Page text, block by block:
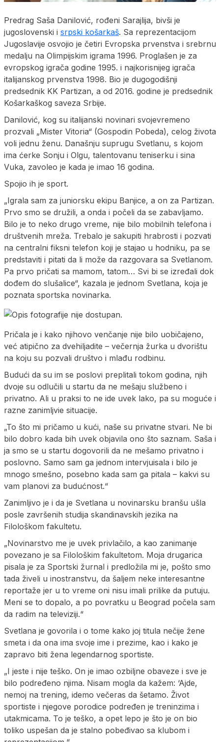
Predrag Saša Danilović, rođeni Sarajlija, bivši je
jugoslovenski i srpski košarkaš. Sa reprezentacijom
Jugoslavije osvojio je četiri Evropska prvenstva i srebrnu
medalju na Olimpijskim igrama 1996. Proglašen je za
evropskog igrača godine 1995. i najkorisnijeg igrača
italijanskog prvenstva 1998. Bio je dugogodišnji
predsednik KK Partizan, a od 2016. godine je predsednik
Košarkaškog saveza Srbije.
Danilović, kog su italijanski novinari svojevremeno
prozvali „Mister Vitoria“ (Gospodin Pobeda), celog života
voli jednu ženu. Današnju suprugu Svetlanu, s kojom
ima ćerke Sonju i Olgu, talentovanu teniserku i sina
Vuka, zavoleo je kada je imao 16 godina.
Spojio ih je sport.
„Igrala sam za juniorsku ekipu Banjice, a on za Partizan.
Prvo smo se družili, a onda i počeli da se zabavljamo.
Bilo je to neko drugo vreme, nije bilo mobilnih telefona i
društvenih mreža. Trebalo je sakupiti hrabrosti i pozvati
na centralni fiksni telefon koji je stajao u hodniku, pa se
predstaviti i pitati da li može da razgovara sa Svetlanom.
Pa prvo pričati sa mamom, tatom… Svi bi se izređali dok
dođem do slušalice“, kazala je jednom Svetlana, koja je
poznata sportska novinarka.
Pričala je i kako njihovo venčanje nije bilo uobičajeno,
već atipično za dvehiljadite – večernja žurka u dvorištu
na koju su pozvali društvo i mlađu rodbinu.
Budući da su im se poslovi preplitali tokom godina, njih
dvoje su odlučili u startu da ne mešaju službeno i
privatno. Ali u praksi to ne ide uvek lako, pa su moguće i
razne zanimljvie situacije.
„To što mi pričamo u kući, naše su privatne stvari. Ne bi
bilo dobro kada bih uvek objavila ono što saznam. Saša i
ja smo se u startu dogovorili da ne mešamo privatno i
poslovno. Samo sam ga jednom intervjuisala i bilo je
mnogo smešno, posebno kada sam ga pitala – kakvi su
vam planovi za budućnost.“
Zanimljivo je i da je Svetlana u novinarsku branšu ušla
posle završenih studija skandinavskih jezika na
Filološkom fakultetu.
„Novinarstvo me je uvek privlačilo, a kao zanimanje
povezano je sa Filološkim fakultetom. Moja drugarica
pisala je za Sportski žurnal i predložila mi je, pošto smo
tada živeli u inostranstvu, da šaljem neke interesantne
reportaže jer u to vreme oni nisu imali prilike da putuju.
Meni se to dopalo, a po povratku u Beograd počela sam
da radim na televiziji.“
Svetlana je govorila i o tome kako joj titula nečije žene
smeta i da ona ima svoje ime i prezime, kao i kako je
zapravo biti žena legendarnog sportiste.
„I jeste i nije teško. On je imao ozbiljne obaveze i sve je
bilo podređeno njima. Nisam mogla da kažem: ‘Ajde,
nemoj na trening, idemo večeras da šetamo. Život
sportiste i njegove porodice podređen je treninzima i
utakmicama. To je teško, a opet lepo je što je on bio
toliko uspešan da je stalno pobeđivao sa klubom i